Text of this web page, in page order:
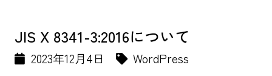
JIS X 8341-3:2016について
2023年12月4日
WordPress